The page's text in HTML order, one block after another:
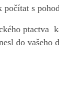
počítat s
ptactva
do vašeho